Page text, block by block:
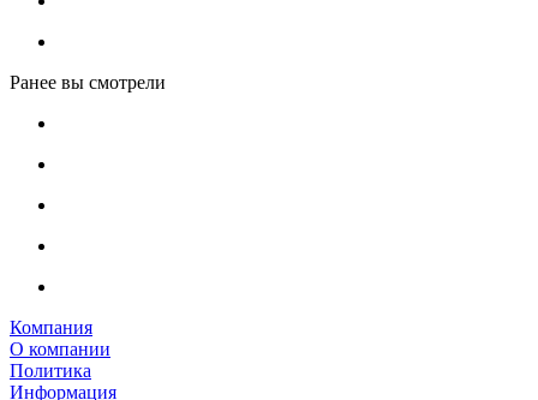
Ранее вы смотрели
Компания
О компании
Политика
Информация